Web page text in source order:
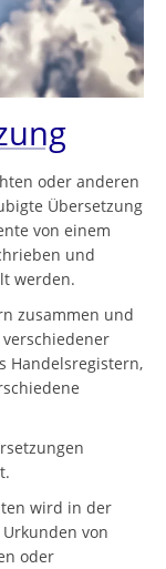
oder anderen
Übersetzung
von einem
und
werden.
zusammen und
Handelsregistern,
wird in der
von
oder